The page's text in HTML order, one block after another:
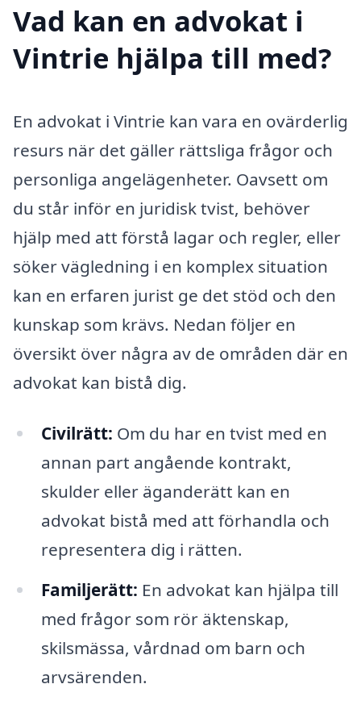
Vad kan en advokat i
Vintrie hjälpa till med?
En advokat i Vintrie kan vara en ovärderlig
resurs när det gäller rättsliga frågor och
personliga angelägenheter. Oavsett om
du står inför en juridisk tvist, behöver
hjälp med att förstå lagar och regler, eller
söker vägledning i en komplex situation
kan en erfaren jurist ge det stöd och den
kunskap som krävs. Nedan följer en
översikt över några av de områden där en
advokat kan bistå dig.
Civilrätt: Om du har en tvist med en
annan part angående kontrakt,
skulder eller äganderätt kan en
advokat bistå med att förhandla och
representera dig i rätten.
Familjerätt: En advokat kan hjälpa till
med frågor som rör äktenskap,
skilsmässa, vårdnad om barn och
arvsärenden.